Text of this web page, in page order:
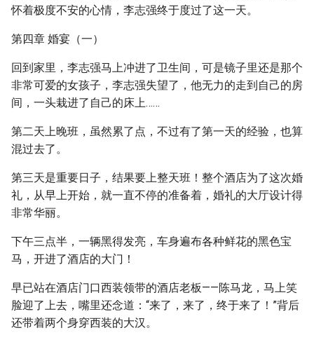
怀着极度不安的心情，李志强终于度过了这一天。
第四章 婚宴（一）
回到家里，李志强马上冲进了卫生间，可是镜子里还是那个
非常可爱的女孩子，李志强失望了，他无力的走到自己的房
间，一头栽进了自己的床上……
第二天上晚班，虽然累了点，不过有了第一天的经验，也算
混过去了。
第三天是重要日子，结果要上整天班！整个酒店为了这次婚
礼，从早上开始，就一直不停的准备着，婚礼的大厅设计得
非常华丽。
下午三点半，一辆黑得发亮，车身遍布各种鲜花的黑色宝
马，开进了酒店的大门！
早已站在酒店门口西装领带的酒店老板——陈马龙，马上笑
脸迎了上去，嘴里还念道：“来了，来了，终于来了！”背后
还带着两个身穿西装的大汉。